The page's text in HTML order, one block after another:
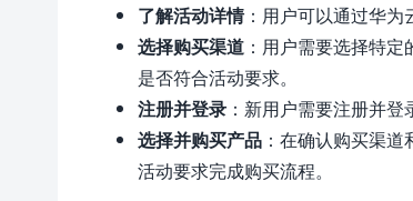
了解活动详情：用户可以通过华为
选择购买渠道 ：用户需要选择特
是否符合活动要求。
注册并登录 ：新用户需要注册并
选择并购买产品 ：在确认购买渠
活动要求完成购买流程。